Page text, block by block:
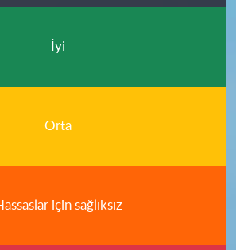
İyi
Orta
için sağlıksız